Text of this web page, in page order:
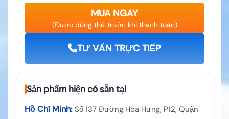
MUA NGAY
(Được dùng thử trước khi thanh toán)
TƯ VẤN TRỰC TIẾP
Sản phẩm hiện có sẵn tại
Hồ Chí Minh: Số 137 Đường Hòa Hưng, P12, Quận